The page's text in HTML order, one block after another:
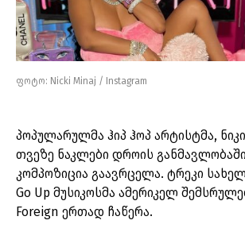
ფოტო: Nicki Minaj / Instagram
პოპულარულმა ჰიპ ჰოპ არტისტმა,
თვეზე ნაკლები დროის
კომპოზიცია გაავრცელა. ტრეკი
Go Up მუსიკოსმა ამერიკელ
Foreign ერთად ჩაწერა.